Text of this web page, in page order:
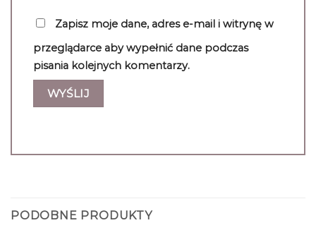
Zapisz moje dane, adres e-mail i witrynę w
przeglądarce aby wypełnić dane podczas
pisania kolejnych komentarzy.
PODOBNE PRODUKTY